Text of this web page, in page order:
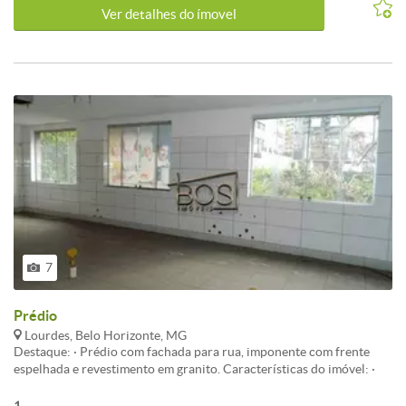
Ver detalhes do ímovel
7
Prédio
Lourdes, Belo Horizonte, MG
Destaque: · Prédio com fachada para rua, imponente com frente
espelhada e revestimento em granito. Características do imóvel: ·